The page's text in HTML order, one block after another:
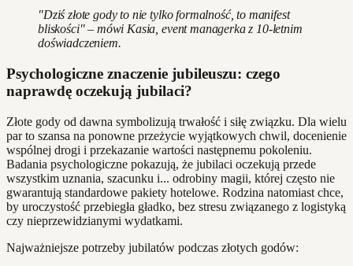
"Dziś złote gody to nie tylko formalność, to manifest
bliskości" – mówi Kasia, event managerka z 10-letnim
doświadczeniem.
Psychologiczne znaczenie jubileuszu: czego
naprawdę oczekują jubilaci?
Złote gody od dawna symbolizują trwałość i siłę związku. Dla wielu
par to szansa na ponowne przeżycie wyjątkowych chwil, docenienie
wspólnej drogi i przekazanie wartości następnemu pokoleniu.
Badania psychologiczne pokazują, że jubilaci oczekują przede
wszystkim uznania, szacunku i... odrobiny magii, której często nie
gwarantują standardowe pakiety hotelowe. Rodzina natomiast chce,
by uroczystość przebiegła gładko, bez stresu związanego z logistyką
czy nieprzewidzianymi wydatkami.
Najważniejsze potrzeby jubilatów podczas złotych godów: